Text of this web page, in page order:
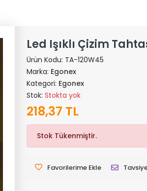
Led Işıklı Çizim
Ürün Kodu: TA-120W45
Marka: Egonex
Kategori: Egonex
Stok: Stokta yok
218,37 TL
Stok Tükenmiştir.
Favorilerime Ekle